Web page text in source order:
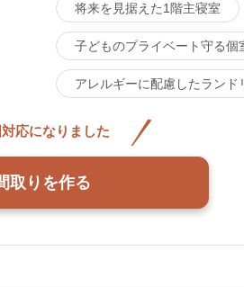
将来を見据えた1階主寝室
子どものプライベート守る個
アレルギーに配慮したランド
応になりました
取りを作る